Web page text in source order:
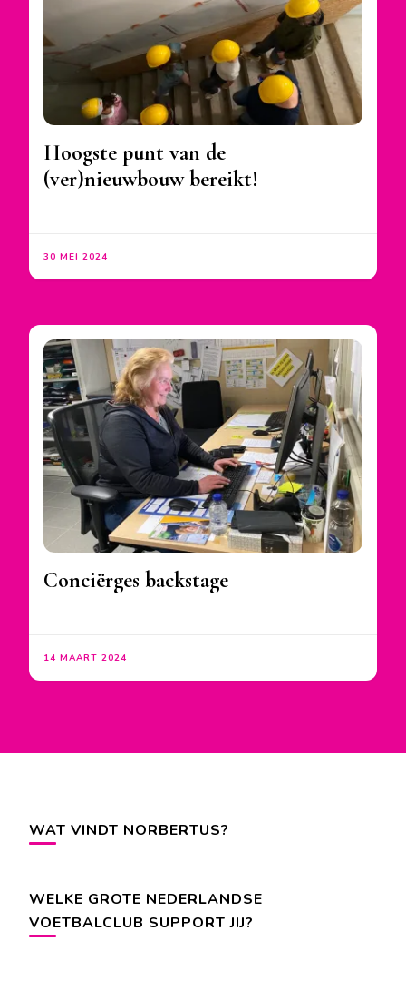
Hoogste punt van de
(ver)nieuwbouw bereikt!
30 MEI 2024
Conciërges backstage
14 MAART 2024
WAT VINDT NORBERTUS?
WELKE GROTE NEDERLANDSE
VOETBALCLUB SUPPORT JIJ?